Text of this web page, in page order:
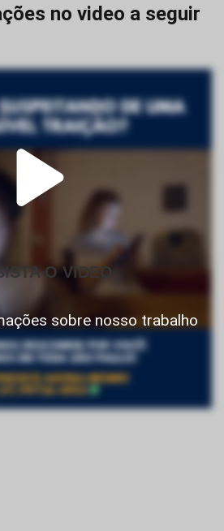
no video a seguir
O VIDEO
sobre nosso trabalho